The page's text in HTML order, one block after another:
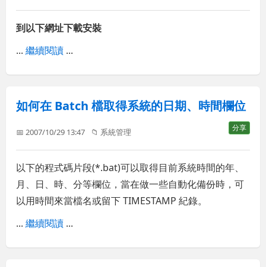
到以下網址下載安裝
...繼續閱讀 ...
如何在 Batch 檔取得系統的日期、時間欄位
分享
📅 2007/10/29 13:47 📁 系統管理
以下的程式碼片段(*.bat)可以取得目前系統時間的年、
月、日、時、分等欄位，當在做一些自動化備份時，可
以用時間來當檔名或留下 TIMESTAMP 紀錄。
...繼續閱讀 ...